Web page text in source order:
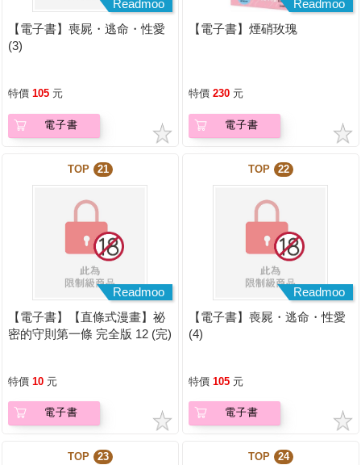
Readmoo
【電子書】喪屍・逃命・性愛
(3)
特價 105 元
電子書
Readmoo
【電子書】煙硝玫瑰
特價 230 元
電子書
TOP 21
Readmoo
【電子書】【直條式漫畫】祕
密的守則第一條 完全版 12 (完)
特價 10 元
電子書
TOP 22
Readmoo
【電子書】喪屍・逃命・性愛
(4)
特價 105 元
電子書
TOP 23 TOP 24